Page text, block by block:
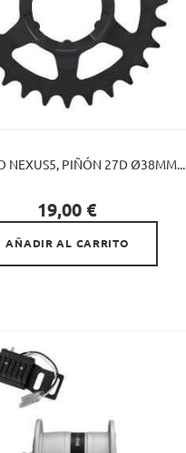
NEXUS5, PIÑÓN 27D Ø38MM...
Precio
19,00 €

AÑADIR AL CARRITO